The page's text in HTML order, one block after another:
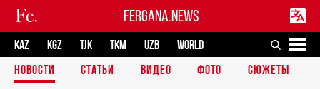
FERGANA.NEWS
KAZ KGZ TJK TKM UZB
WORLD
НОВОСТИ
СТАТЬИ ВИДЕО ФОТО СЮЖЕТЫ